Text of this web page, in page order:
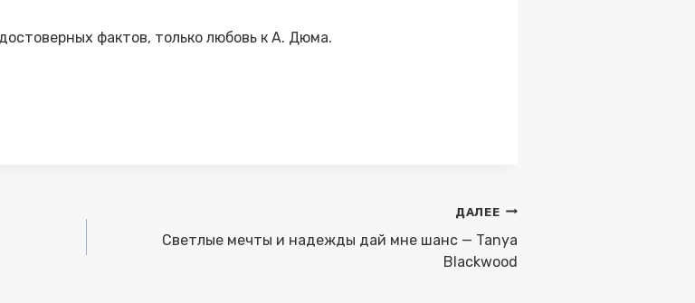
фактов, только любовь к А. Дюма.
ДАЛЕЕ
Светлые мечты и надежды дай мне шанс — Tanya
Blackwood